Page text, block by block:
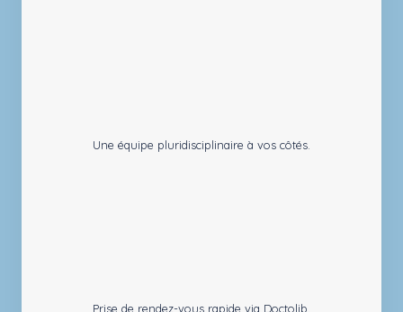
Une équipe pluridisciplinaire à vos côtés.
Prise de rendez-vous rapide via Doctolib.